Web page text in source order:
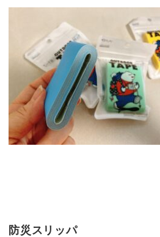
防災スリッパ